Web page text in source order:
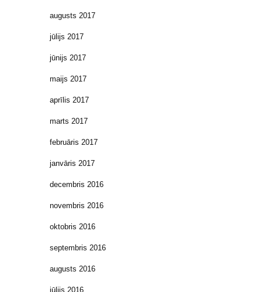
augusts 2017
jūlijs 2017
jūnijs 2017
maijs 2017
aprīlis 2017
marts 2017
februāris 2017
janvāris 2017
decembris 2016
novembris 2016
oktobris 2016
septembris 2016
augusts 2016
jūlijs 2016